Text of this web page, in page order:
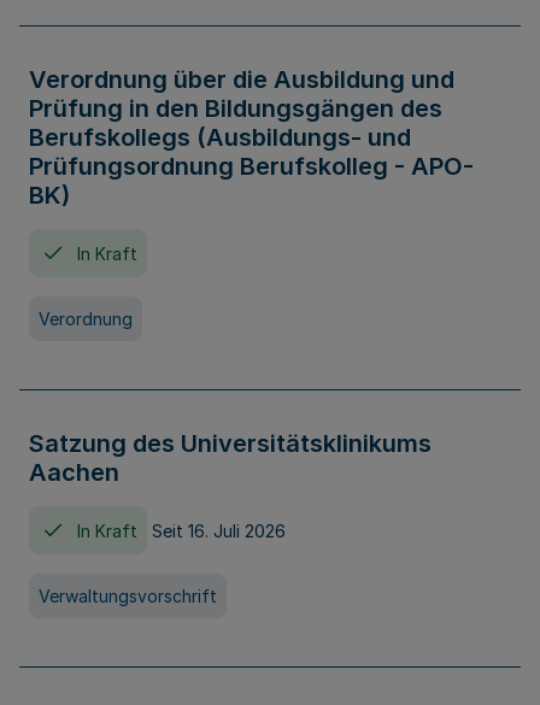
Verordnung über die Ausbildung und
Prüfung in den Bildungsgängen des
Berufskollegs (Ausbildungs- und
Prüfungsordnung Berufskolleg - APO-
BK)
In Kraft
Verordnung
Satzung des Universitätsklinikums
Aachen
In Kraft Seit 16. Juli 2026
Verwaltungsvorschrift